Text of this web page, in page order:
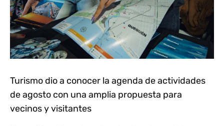
Turismo dio a conocer la agenda de actividades
de agosto con una amplia propuesta para
vecinos y visitantes